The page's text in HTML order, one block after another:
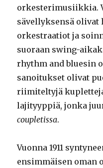
orkesterimusiikkia.
sävellyksensä olivat
orkestraatiot ja
suoraan swing-
rhythm and bluesin
sanoitukset olivat
riimiteltyjä
lajityyppiä, jonka
coupletissa.
Vuonna 1911
ensimmäisen